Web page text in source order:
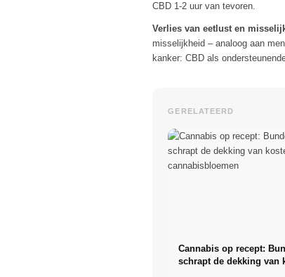
CBD 1-2 uur van tevoren.
Verlies van eetlust en
misselijkheid – analoog aan
kanker: CBD als
GERELATEERD
Cannabis op recept:
schrapt de dekking van